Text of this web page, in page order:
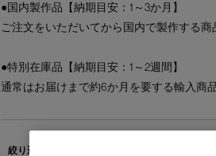
●国内製作品【納期目安：1～3か月】
ご注文をいただいてから国内で製作する商
●特別在庫品【納期目安：1～2週間】
通常はお届けまで約6か月を要する輸入商